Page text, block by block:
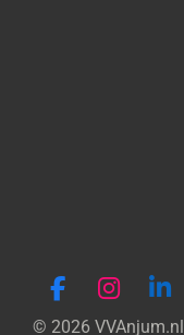
F
a
I
n
L
i
© 2026 VVAnjum.nl